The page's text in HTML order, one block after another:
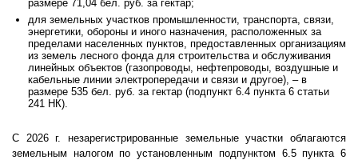
размере 71,04 бел. руб. за гектар;
для земельных участков промышленности, транспорта, связи,
энергетики, обороны и иного назначения, расположенных за
пределами населенных пунктов, предоставленных организациям
из земель лесного фонда для строительства и обслуживания
линейных объектов (газопроводы, нефтепроводы, воздушные и
кабельные линии электропередачи и связи и другое), – в
размере 535 бел. руб. за гектар (подпункт 6.4 пункта 6 статьи
241 НК).
С 2026 г. незарегистрированные земельные участки облагаются
земельным налогом по установленным подпунктом 6.5 пункта 6